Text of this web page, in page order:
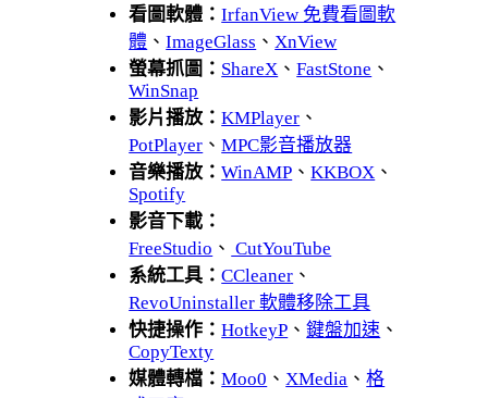
看圖軟體：IrfanView 免費看圖軟
體 、ImageGlass 、 XnView
螢幕抓圖： ShareX 、FastStone 、
WinSnap
影片播放：KMPlayer 、
PotPlayer 、MPC影音播放器
音樂播放：WinAMP 、KKBOX 、
Spotify
影音下載：
FreeStudio 、 CutYouTube
系統工具：CCleaner 、
RevoUninstaller 軟體移除工具
快捷操作：HotkeyP 、鍵盤加速 、
CopyTexty
媒體轉檔：Moo0 、 XMedia 、格